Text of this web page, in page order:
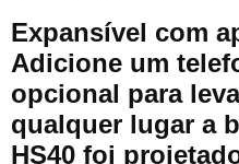
Expansível com
Adicione um
opcional para
qualquer lugar a
HS40 foi